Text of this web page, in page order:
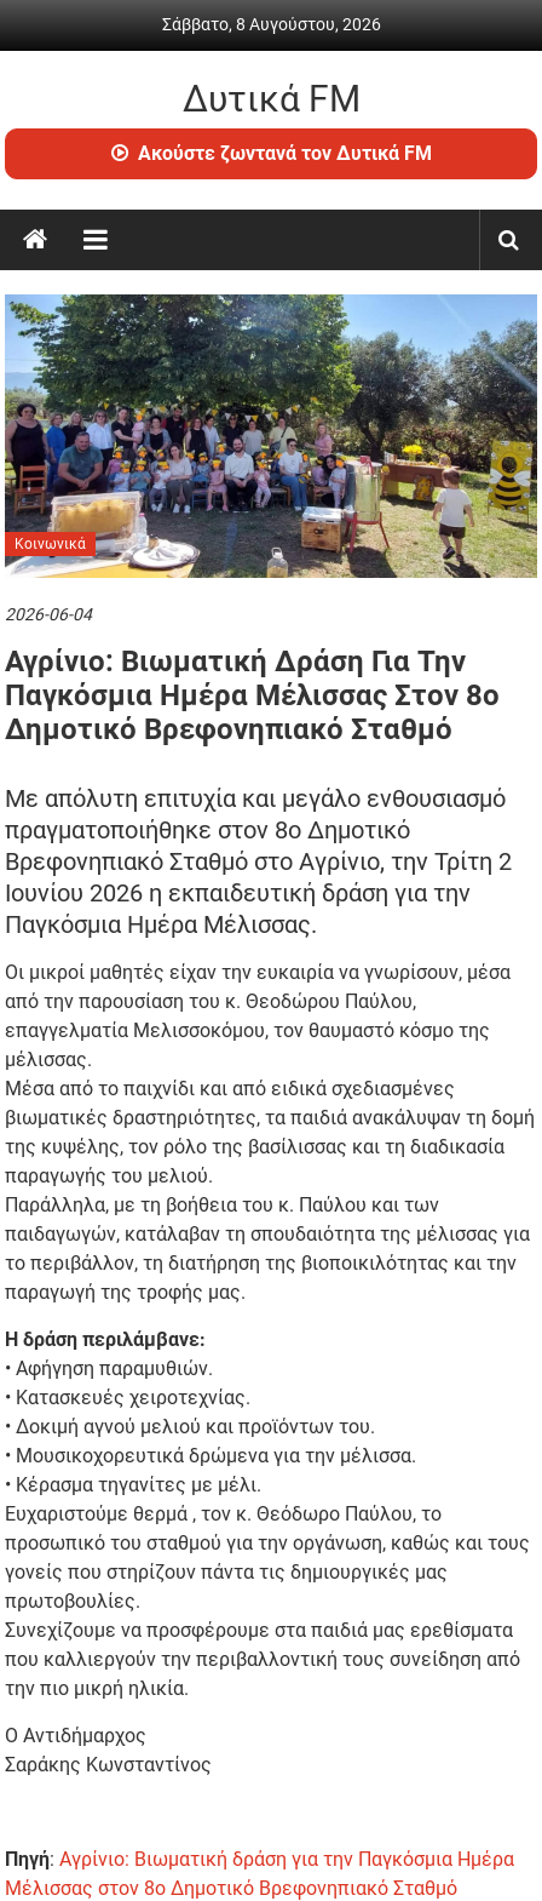
Σάββατο, 8 Αυγούστου, 2026
Δυτικά FM
Ραδιόφωνο
•
ενημέρωση
Ακούστε ζωντανά τον Δυτικά FM
Κοινωνικά
2026-06-04
Αγρίνιο: Βιωματική Δράση Για Την
Παγκόσμια Ημέρα Μέλισσας Στον 8ο
Δημοτικό Βρεφονηπιακό Σταθμό
Με απόλυτη επιτυχία και μεγάλο ενθουσιασμό
πραγματοποιήθηκε στον 8ο Δημοτικό
Βρεφονηπιακό Σταθμό στο Αγρίνιο, την Τρίτη 2
Ιουνίου 2026 η εκπαιδευτική δράση για την
Παγκόσμια Ημέρα Μέλισσας.
Οι μικροί μαθητές είχαν την ευκαιρία να γνωρίσουν, μέσα
από την παρουσίαση του κ. Θεοδώρου Παύλου,
επαγγελματία Μελισσοκόμου, τον θαυμαστό κόσμο της
μέλισσας.
Μέσα από το παιχνίδι και από ειδικά σχεδιασμένες
βιωματικές δραστηριότητες, τα παιδιά ανακάλυψαν τη δομή
της κυψέλης, τον ρόλο της βασίλισσας και τη διαδικασία
παραγωγής του μελιού.
Παράλληλα, με τη βοήθεια του κ. Παύλου και των
παιδαγωγών, κατάλαβαν τη σπουδαιότητα της μέλισσας για
το περιβάλλον, τη διατήρηση της βιοποικιλότητας και την
παραγωγή της τροφής μας.
Η δράση περιλάμβανε:
• Αφήγηση παραμυθιών.
• Κατασκευές χειροτεχνίας.
• Δοκιμή αγνού μελιού και προϊόντων του.
• Μουσικοχορευτικά δρώμενα για την μέλισσα.
• Κέρασμα τηγανίτες με μέλι.
Ευχαριστούμε θερμά , τον κ. Θεόδωρο Παύλου, το
προσωπικό του σταθμού για την οργάνωση, καθώς και τους
γονείς που στηρίζουν πάντα τις δημιουργικές μας
πρωτοβουλίες.
Συνεχίζουμε να προσφέρουμε στα παιδιά μας ερεθίσματα
που καλλιεργούν την περιβαλλοντική τους συνείδηση από
την πιο μικρή ηλικία.
Ο Αντιδήμαρχος
Σαράκης Κωνσταντίνος
Πηγή:Αγρίνιο: Βιωματική δράση για την Παγκόσμια Ημέρα
Μέλισσας στον 8ο Δημοτικό Βρεφονηπιακό Σταθμό